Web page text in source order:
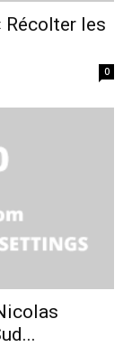
Récolter les
0